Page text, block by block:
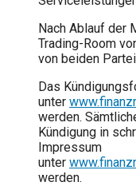
Nach Ablauf der
Trading-Room
von beiden
Das
unter
werden.
Kündigung in
Impressum
unter
werden.